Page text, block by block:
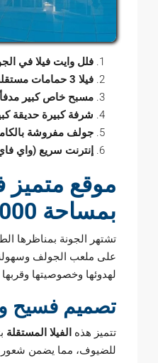
فلل وايت فيلا في الجونة للبيع
فيلا 3 حمامات مستقلة في الجونة
مسبح خاص كبير مدفأ
شرفة كبيرة حديقة
جولف مفروشة
إنترنت سريع (واي
موقع متميز
بمساحة 1000 متر مربع في الجونة
تشتهر الجونة بمناظرها
على ملعب الجولف
لهدوئها وخصوصيتها
تصميم فسيح
تتميز هذه الفيلا المستقلة
للضيوف، مما يضمن شعور